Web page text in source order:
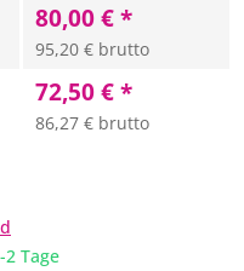
80,00 € *
95,20 € brutto
72,50 € *
86,27 € brutto
Tage